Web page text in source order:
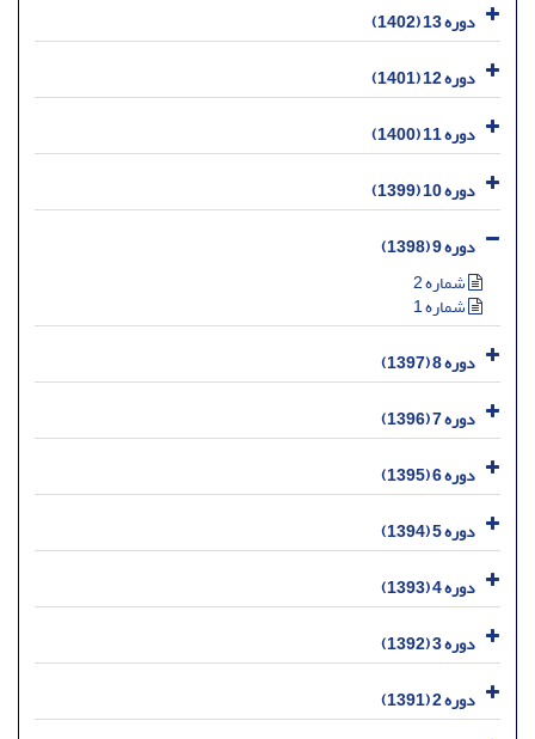
دوره 13 (1402)
دوره 12 (1401)
دوره 11 (1400)
دوره 10 (1399)
دوره 9 (1398)
شماره 2
شماره 1
دوره 8 (1397)
دوره 7 (1396)
دوره 6 (1395)
دوره 5 (1394)
دوره 4 (1393)
دوره 3 (1392)
دوره 2 (1391)